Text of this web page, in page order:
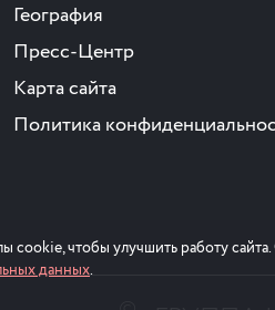
География
Пресс-Центр
Карта сайта
Политика
cookie, чтобы улучшить работу
данных.